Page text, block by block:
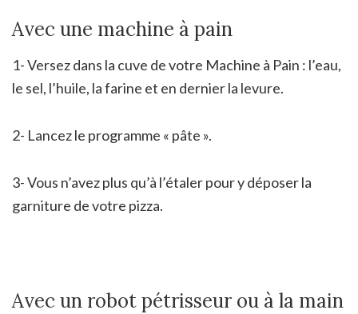
Avec une machine à pain
1- Versez dans la cuve de votre Machine à Pain : l’eau,
le sel, l’huile, la farine et en dernier la levure.
2- Lancez le programme « pâte ».
3- Vous n’avez plus qu’à l’étaler pour y déposer la
garniture de votre pizza.
Avec un robot pétrisseur ou à la main